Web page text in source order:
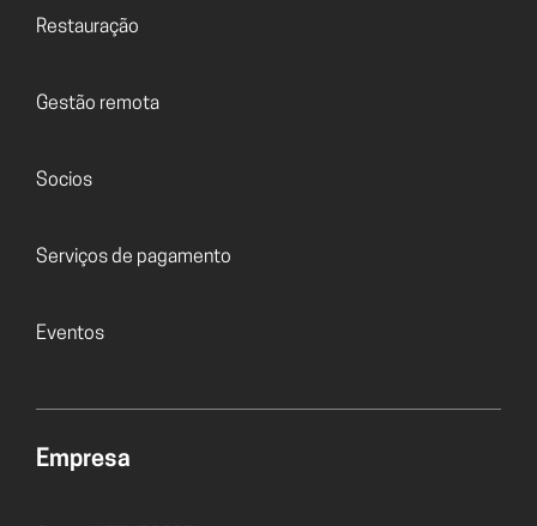
Restauração
Gestão remota
Socios
Serviços de pagamento
Eventos
Empresa